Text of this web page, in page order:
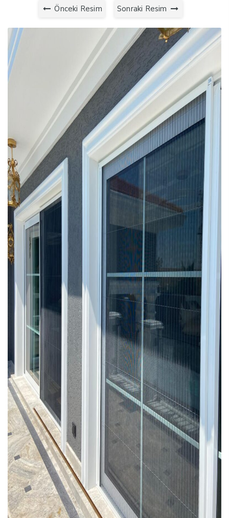
Önceki Resim Sonraki Resim